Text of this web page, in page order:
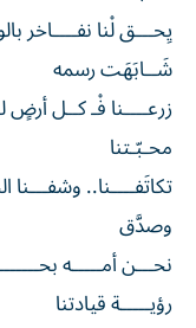
يِحـــق لْنا نفــــاخر
شَــابَهَت رسمه
زرعــــنا فْـ كــل أرضٍ
محـبّـتنا
تكاتَفــــنا..
وصدَّق
نحـــن أمـــــه
رؤيـــــة قيادتنا